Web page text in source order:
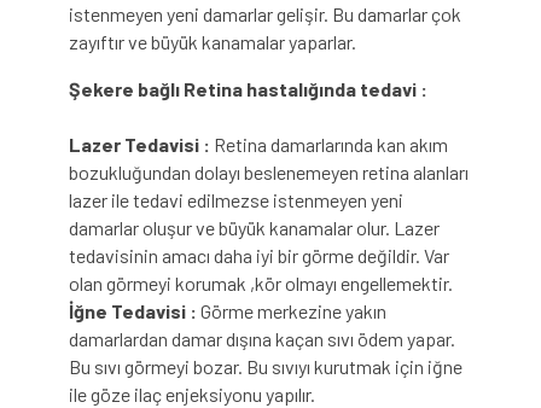
istenmeyen yeni damarlar gelişir. Bu damarlar çok
zayıftır ve büyük kanamalar yaparlar.
Şekere bağlı Retina hastalığında tedavi :
Lazer Tedavisi : Retina damarlarında kan akım
bozukluğundan dolayı beslenemeyen retina alanları
lazer ile tedavi edilmezse istenmeyen yeni
damarlar oluşur ve büyük kanamalar olur. Lazer
tedavisinin amacı daha iyi bir görme değildir. Var
olan görmeyi korumak ,kör olmayı engellemektir.
İğne Tedavisi : Görme merkezine yakın
damarlardan damar dışına kaçan sıvı ödem yapar.
Bu sıvı görmeyi bozar. Bu sıvıyı kurutmak için iğne
ile göze ilaç enjeksiyonu yapılır.